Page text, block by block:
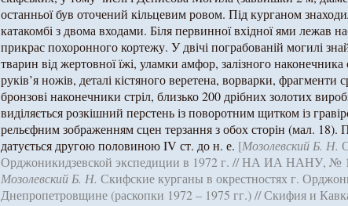
останньої був оточений кільцевим ровом. Під курганом
катакомбі з двома входами. Біля первинної вхідної ями лежав
прикрас похоронного кортежу. У двічі пограбованій могилі
тварин від жертовної їжі, уламки амфор, залізного наконечника
руків’я ножів, деталі кістяного веретена, ворварки, фрагменти
бронзові наконечники стріл, близько 200 дрібних золотих
виділяється розкішний перстень із поворотним щитком із
рельєфним зображенням сцен терзання з обох сторін (мал. 18).
датується другою половиною IV ст. до н. е. [Мозолевский Б. Н.
Орджоникидзевской экспедиции в 1972 г. // НА ИА НАНУ, №
Мозолевский Б. Н. Скифские курганы в окрестностях г.
Днепропетровщине (раскопки 1972 – 1975 гг.) // Скифия и